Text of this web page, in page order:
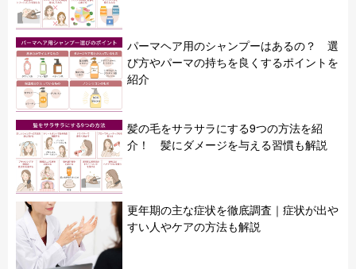
パーマヘア用のシャンプーはあるの？ 選
び方やパーマの持ちを良くするポイントを
紹介
髪の毛をサラサラにする9つの方法を紹
介！ 髪にダメージを与える習慣も解説
更年期の主な症状を徹底調査｜症状が出や
すい人やケアの方法も解説